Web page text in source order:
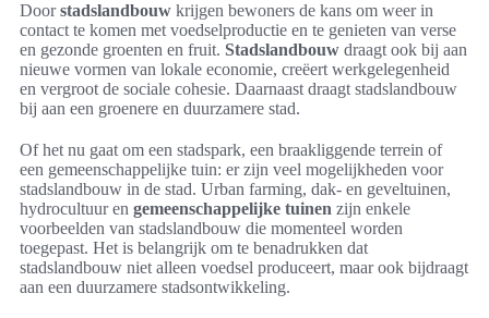
Doorstadslandbouw krijgen bewoners de kans om weer in
contact te komen met voedselproductie en te genieten van verse
en gezonde groenten en fruit. Stadslandbouw draagt ook bij aan
nieuwe vormen van lokale economie, creëert werkgelegenheid
en vergroot de sociale cohesie. Daarnaast draagt stadslandbouw
bij aan een groenere en duurzamere stad.
Of het nu gaat om een stadspark, een braakliggende terrein of
een gemeenschappelijke tuin: er zijn veel mogelijkheden voor
stadslandbouw in de stad. Urban farming, dak- en geveltuinen,
hydrocultuur en gemeenschappelijke tuinen zijn enkele
voorbeelden van stadslandbouw die momenteel worden
toegepast. Het is belangrijk om te benadrukken dat
stadslandbouw niet alleen voedsel produceert, maar ook bijdraagt
aan een duurzamere stadsontwikkeling.